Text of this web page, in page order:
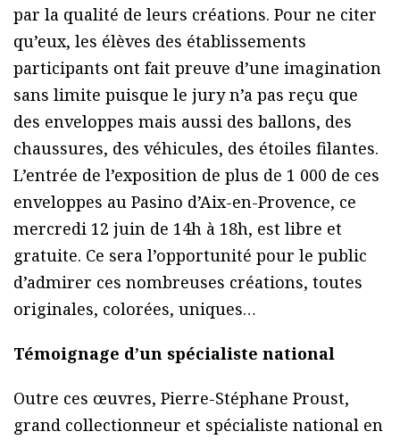
par la qualité de leurs créations. Pour ne citer
qu’eux, les élèves des établissements
participants ont fait preuve d’une imagination
sans limite puisque le jury n’a pas reçu que
des enveloppes mais aussi des ballons, des
chaussures, des véhicules, des étoiles filantes.
L’entrée de l’exposition de plus de 1 000 de ces
enveloppes au Pasino d’Aix-en-Provence, ce
mercredi 12 juin de 14h à 18h, est libre et
gratuite. Ce sera l’opportunité pour le public
d’admirer ces nombreuses créations, toutes
originales, colorées, uniques…
Témoignage d’un spécialiste national
Outre ces œuvres, Pierre-Stéphane Proust,
grand collectionneur et spécialiste national en